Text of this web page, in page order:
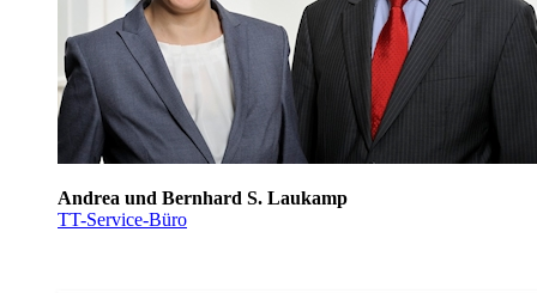
Andrea und Bernhard S. Laukamp
TT-Service-Büro